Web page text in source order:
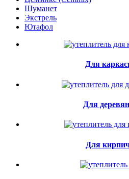
Шуманет
Экстрель
Ютафол
Для
Для
Для